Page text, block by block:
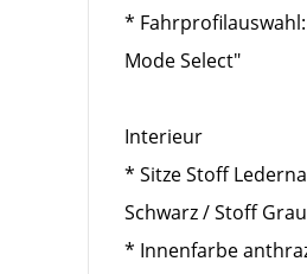
*
Mode Select"
Interieur
* Sitze Stoff
Schwarz / Stoff Grau
* Innenfarbe